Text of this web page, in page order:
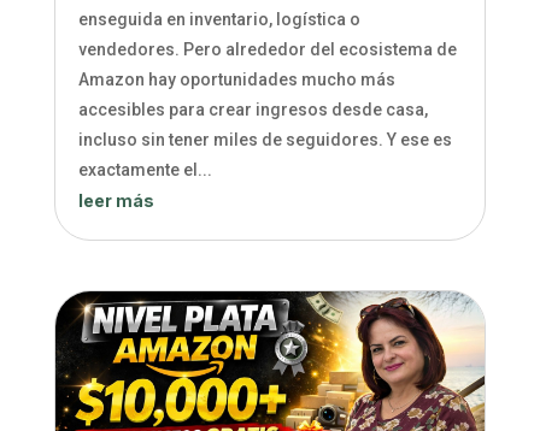
enseguida en inventario, logística o
vendedores. Pero alrededor del ecosistema de
Amazon hay oportunidades mucho más
accesibles para crear ingresos desde casa,
incluso sin tener miles de seguidores. Y ese es
exactamente el...
leer más